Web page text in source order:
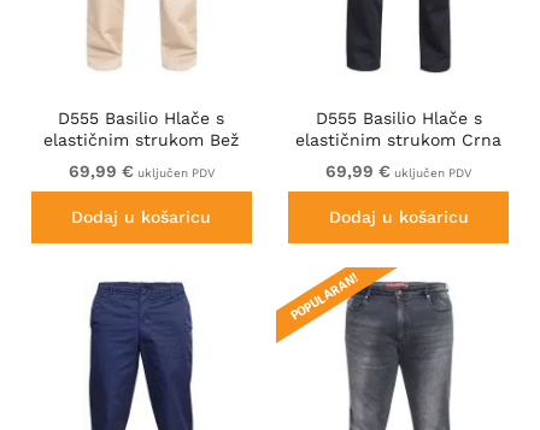
D555 Basilio Hlače s
elastičnim strukom Bež
69,99 € uključen PDV
Dodaj u košaricu
D555 Basilio Hlače s
elastičnim strukom Crna
69,99 € uključen PDV
Dodaj u košaricu
POPULARAN!